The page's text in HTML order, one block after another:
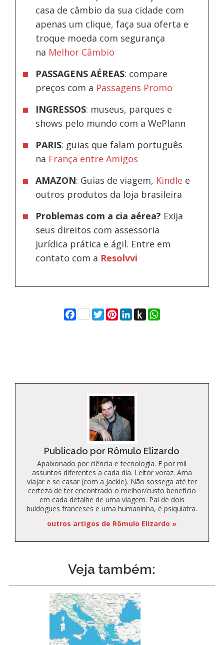
casa de câmbio da sua cidade com
apenas um clique, faça sua oferta e
troque moeda com segurança
na Melhor Câmbio
PASSAGENS AÉREAS: compare
preços com a Passagens Promo
INGRESSOS: museus, parques e
shows pelo mundo com a WePlann
PARIS: guias que falam português
na França entre Amigos
AMAZON: Guias de viagem, Kindle e
outros produtos da loja brasileira
Problemas com a cia aérea? Exija
seus direitos com assessoria
jurídica prática e ágil. Entre em
contato com a Resolvvi
Facebook
Twitter
Pinterest
LinkedIn
Push
to
WhatsApp
Publicado por Rômulo Elizardo
Apaixonado por ciência e tecnologia. E por mil
assuntos diferentes a cada dia. Leitor voraz. Ama
viajar e se casar (com a Jackie). Não sossega até ter
certeza de ter encontrado o melhor/custo benefício
em cada detalhe de uma viagem. Pai de dois
buldogues franceses e uma humaninha, é psiquiatra.
outros artigos de Rômulo Elizardo »
Veja também: